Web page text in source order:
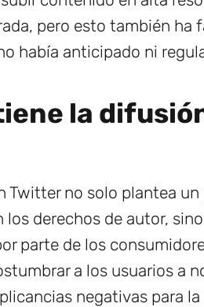
pero esto también ha
había anticipado ni
la
Twitter no solo plantea
derechos de autor,
parte de los
a los usuarios a
negativas para